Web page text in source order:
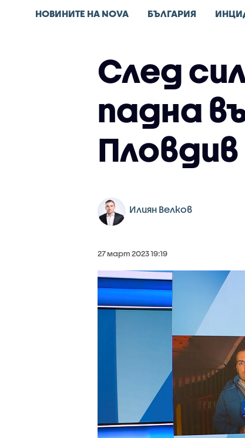
НОВИНИТЕ НА NOVA БЪЛГАРИЯ
След
падна
Илиян Велков
27 март 2023 19:19